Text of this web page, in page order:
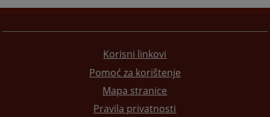
Korisni linkovi
Pomoć za korištenje
Mapa stranice
Pravila privatnosti